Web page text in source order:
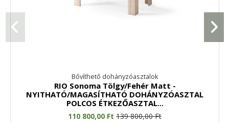
Bővíthető dohányzóasztalok
RIO Sonoma Tölgy/Fehér Matt -
NYITHATÓ/MAGASÍTHATÓ DOHÁNYZÓASZTAL
POLCOS ÉTKEZŐASZTAL...
110 800,00 Ft 139 800,00 Ft